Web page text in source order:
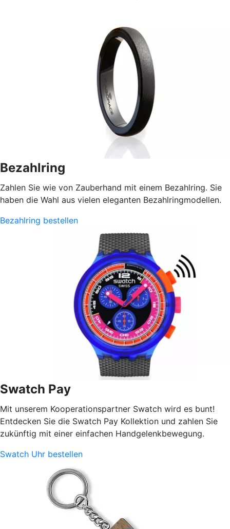
Bezahlring
Zahlen Sie wie von Zauberhand mit einem Bezahlring. Sie
haben die Wahl aus vielen eleganten Bezahlringmodellen.
Bezahlring bestellen
Swatch Pay
Mit unserem Kooperationspartner Swatch wird es bunt!
Entdecken Sie die Swatch Pay Kollektion und zahlen Sie
zukünftig mit einer einfachen Handgelenkbewegung.
Swatch Uhr bestellen